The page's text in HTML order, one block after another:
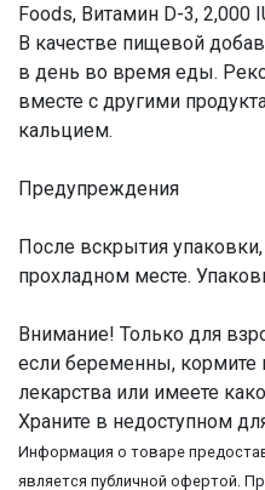
Foods, Витамин D-3, 2,000
В качестве пищевой
в день во время еды.
вместе с другими
кальцием.
Предупреждения
После вскрытия
прохладном месте.
Внимание! Только для
если беременны, кормите
лекарства или имеете
Храните в недоступном
Информация о товаре
является публичной офертой.